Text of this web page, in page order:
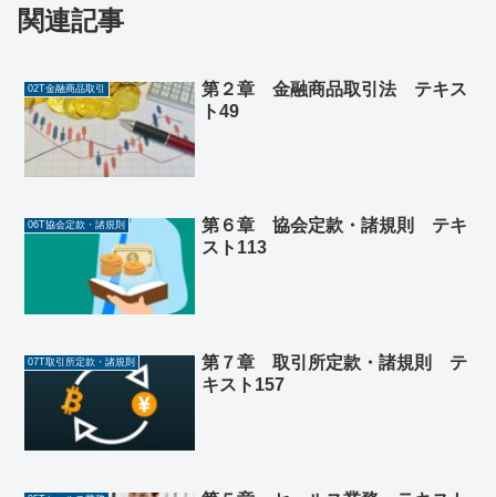
関連記事
02T金融商品取引
第２章 金融商品取引法 テキス
ト49
06T協会定款・諸規則
第６章 協会定款・諸規則 テキ
スト113
07T取引所定款・諸規則
第７章 取引所定款・諸規則 テ
キスト157